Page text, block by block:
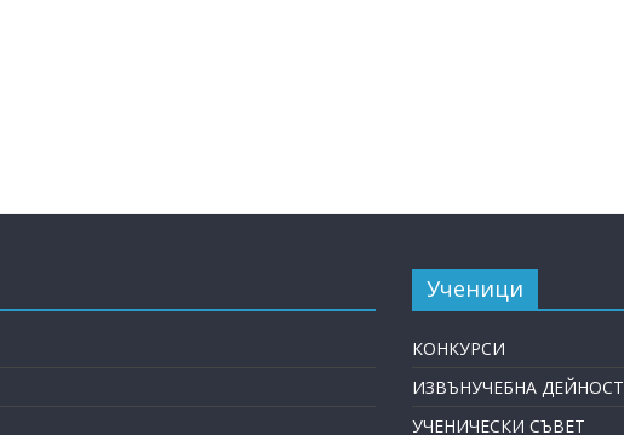
Ученици
КОНКУРСИ
ИЗВЪНУЧЕБНА ДЕЙНОСТ
УЧЕНИЧЕСКИ СЪВЕТ